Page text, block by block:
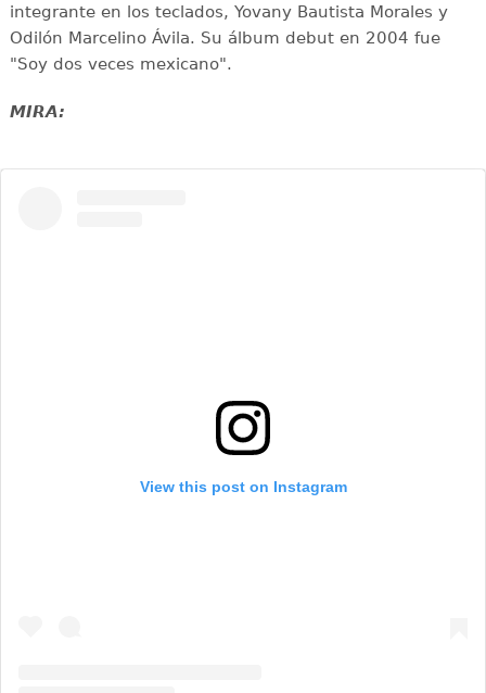
integrante en los teclados, Yovany Bautista Morales y
Odilón Marcelino Ávila. Su álbum debut en 2004 fue
"Soy dos veces mexicano".
MIRA:
View this post on Instagram